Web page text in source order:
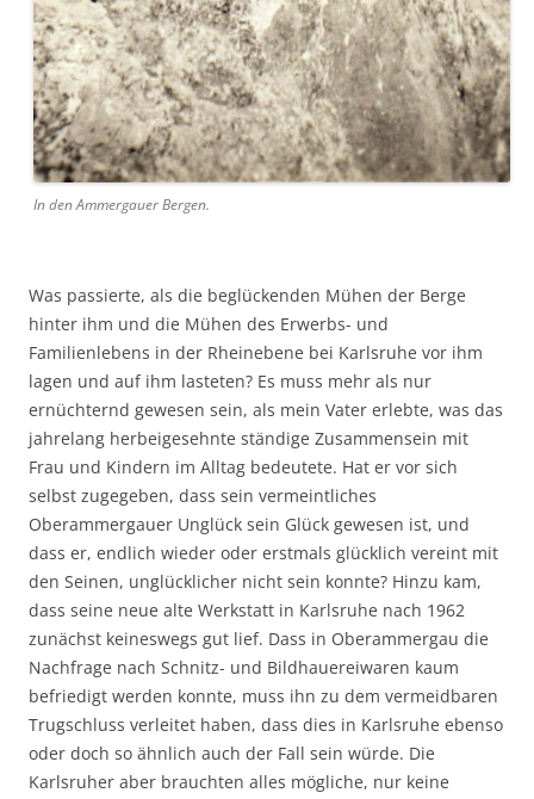
In den Ammergauer Bergen.
Was passierte, als die beglückenden Mühen der Berge
hinter ihm und die Mühen des Erwerbs- und
Familienlebens in der Rheinebene bei Karlsruhe vor ihm
lagen und auf ihm lasteten? Es muss mehr als nur
ernüchternd gewesen sein, als mein Vater erlebte, was das
jahrelang herbeigesehnte ständige Zusammensein mit
Frau und Kindern im Alltag bedeutete. Hat er vor sich
selbst zugegeben, dass sein vermeintliches
Oberammergauer Unglück sein Glück gewesen ist, und
dass er, endlich wieder oder erstmals glücklich vereint mit
den Seinen, unglücklicher nicht sein konnte? Hinzu kam,
dass seine neue alte Werkstatt in Karlsruhe nach 1962
zunächst keineswegs gut lief. Dass in Oberammergau die
Nachfrage nach Schnitz- und Bildhauereiwaren kaum
befriedigt werden konnte, muss ihn zu dem vermeidbaren
Trugschluss verleitet haben, dass dies in Karlsruhe ebenso
oder doch so ähnlich auch der Fall sein würde. Die
Karlsruher aber brauchten alles mögliche, nur keine